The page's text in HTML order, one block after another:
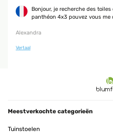
Bonjour, je recherche des
panthéon 4x3 pouvez vous
Alexandra
Vertaal
Meestverkochte categorieën
Tuinstoelen